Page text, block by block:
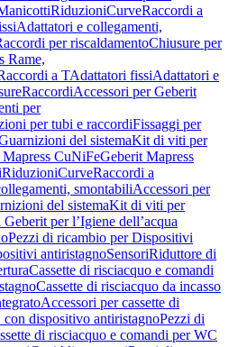
RiduzioniCurveRaccordi a
Adattatori e collegamenti,
per riscaldamentoChiusure per
Rame,
a TAdattatori fissiAdattatori e
RaccordiAccessori per Geberit
per
per tubi e raccordiFissaggi per
del sistemaKit di viti per
CuNiFeGeberit Mapress
RiduzioniCurveRaccordi a
smontabiliAccessori per
del sistemaKit di viti per
Geberit per l’Igiene dell’acqua
Pezzi di ricambio per Dispositivi
antiristagnoSensoriRiduttore di
Cassette di risciacquo e comandi
Cassette di risciacquo da incasso
Accessori per cassette di
dispositivo antiristagnoPezzi di
di risciacquo e comandi per WC